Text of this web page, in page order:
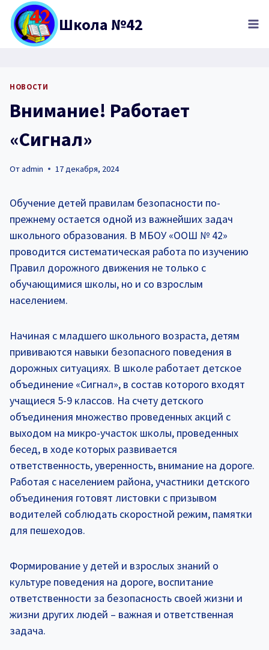
Перейти
содержимому
Школа №42
НОВОСТИ
Внимание! Работает
«Сигнал»
Отadmin 17 декабря, 2024
Обучение детей правилам безопасности по-
прежнему остается одной из важнейших задач
школьного образования. В МБОУ «ООШ № 42»
проводится систематическая работа по изучению
Правил дорожного движения не только с
обучающимися школы, но и со взрослым
населением.
Начиная с младшего школьного возраста, детям
прививаются навыки безопасного поведения в
дорожных ситуациях. В школе работает детское
объединение «Сигнал», в состав которого входят
учащиеся 5-9 классов. На счету детского
объединения множество проведенных акций с
выходом на микро-участок школы, проведенных
бесед, в ходе которых развивается
ответственность, уверенность, внимание на дороге.
Работая с населением района, участники детского
объединения готовят листовки с призывом
водителей соблюдать скоростной режим, памятки
для пешеходов.
Формирование у детей и взрослых знаний о
культуре поведения на дороге, воспитание
ответственности за безопасность своей жизни и
жизни других людей – важная и ответственная
задача.